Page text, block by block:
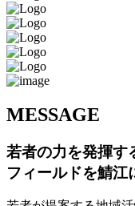
MESSAGE
若者の力を発揮す
フィールドを鯖江